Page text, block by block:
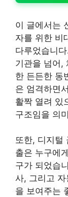
이 글에서는
자를 위한 비
다루었습니
기관을 넘어,
한 든든한 동
은 엄격하면
활짝 열려 있
구조임을 의
또한, 디지털
출은 누구에
구가 되었습
사, 그리고
을 보여주는